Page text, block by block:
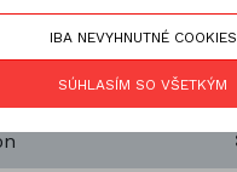
IBA NEVYHNUTNÉ COOKIES
SÚHLASÍM SO VŠETKÝM